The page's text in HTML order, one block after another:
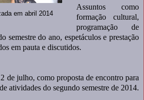
em abril 2014
Assuntos como
formação cultural,
programação de
semestre do ano, espetáculos e prestação
em pauta e discutidos.
de julho, como proposta de encontro para
atividades do segundo semestre de 2014.